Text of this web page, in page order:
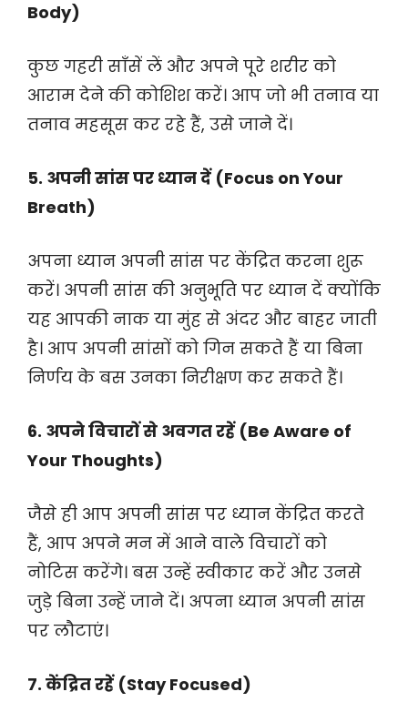
Body)
कुछ गहरी साँसें लें और अपने पूरे शरीर को
आराम देने की कोशिश करें। आप जो भी तनाव या
तनाव महसूस कर रहे हैं, उसे जाने दें।
5. अपनी सांस पर ध्यान दें (Focus on Your
Breath)
अपना ध्यान अपनी सांस पर केंद्रित करना शुरू
करें। अपनी सांस की अनुभूति पर ध्यान दें क्योंकि
यह आपकी नाक या मुंह से अंदर और बाहर जाती
है। आप अपनी सांसों को गिन सकते हैं या बिना
निर्णय के बस उनका निरीक्षण कर सकते हैं।
6. अपने विचारों से अवगत रहें (Be Aware of
Your Thoughts)
जैसे ही आप अपनी सांस पर ध्यान केंद्रित करते
हैं, आप अपने मन में आने वाले विचारों को
नोटिस करेंगे। बस उन्हें स्वीकार करें और उनसे
जुड़े बिना उन्हें जाने दें। अपना ध्यान अपनी सांस
पर लौटाएं।
7. केंद्रित रहें (Stay Focused)